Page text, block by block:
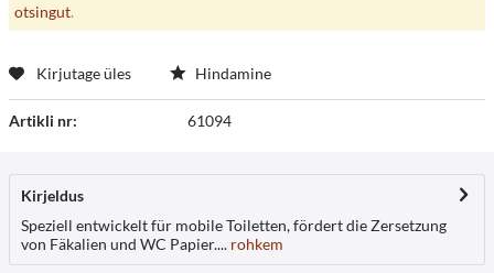
otsingut.
Kirjutage üles Hindamine
Artikli nr: 61094
Kirjeldus
Speziell entwickelt für mobile Toiletten, fördert die Zersetzung
von Fäkalien und WC Papier.... rohkem